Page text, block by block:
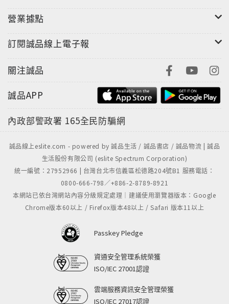
營業據點
訂閱誠品線上電子報
關注誠品
誠品APP
內政部警政署 165全民防騙網
誠品線上eslite.com - powered by 誠品生活 / 誠品書店 / 誠品物流 | 誠品
生活股份有限公司 (eslite Spectrum Corporation)
統一編號：27952966 | 台灣台北市信義區松德路204號B1 服務電話：
0800-666-798／+886-2-8789-8921
本網站已依台灣網站內容分級規定處理｜建議使用瀏覽器版本：Google
Chrome版本60以上 / Firefox版本48以上 / Safari 版本11以上
Passkey Pledge
資通安全管理系統榮獲
ISO/IEC 27001認證
雲端服務資訊安全管理榮獲
ISO/IEC 27017認證